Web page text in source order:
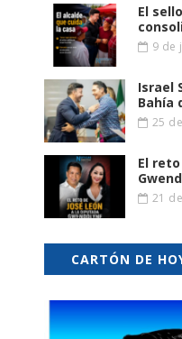
El
9 de
Israel
Bahía
25
El
21
CARTÓN DE